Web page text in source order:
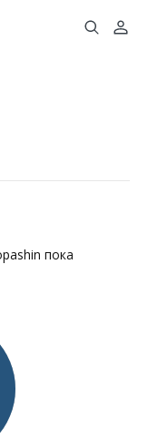
пока